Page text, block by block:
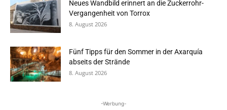
Neues Wandbild erinnert an die Zuckerrohr-
Vergangenheit von Torrox
8. August 2026
Fünf Tipps für den Sommer in der Axarquía
abseits der Strände
8. August 2026
-Werbung-